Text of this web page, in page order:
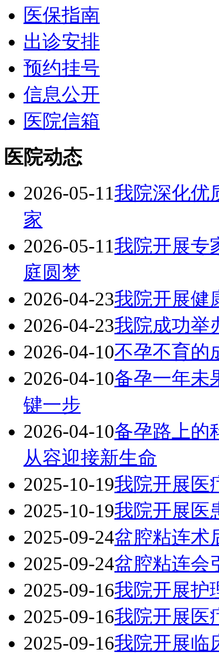
医保指南
出诊安排
预约挂号
信息公开
医院信箱
医院动态
2026-05-11我院深化优
家
2026-05-11我院开展专
庭圆梦
2026-04-23我院开展健
2026-04-23我院成功举
2026-04-10不孕不育的
2026-04-10备孕一年未
键一步
2026-04-10备孕路上的
从容迎接新生命
2025-10-19我院开展医
2025-10-19我院开展医
2025-09-24盆腔粘连术
2025-09-24盆腔粘连会
2025-09-16我院开展护
2025-09-16我院开展医
2025-09-16我院开展临